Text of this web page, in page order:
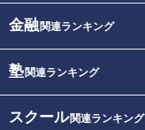
金融関連ランキング
塾関連ランキング
スクール関連ランキング